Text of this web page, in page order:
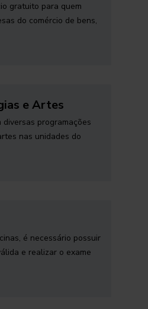
gratuito para quem
do comércio de bens,
e Artes
diversas programações
nas unidades do
é necessário possuir
e realizar o exame